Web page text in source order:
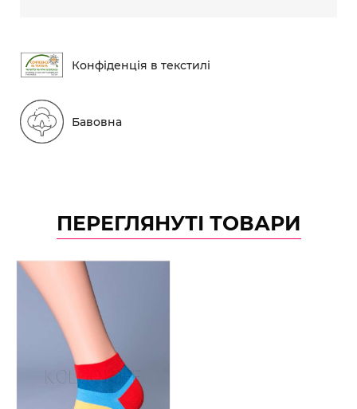
Конфіденція в текстилі
Бавовна
ПЕРЕГЛЯНУТІ ТОВАРИ